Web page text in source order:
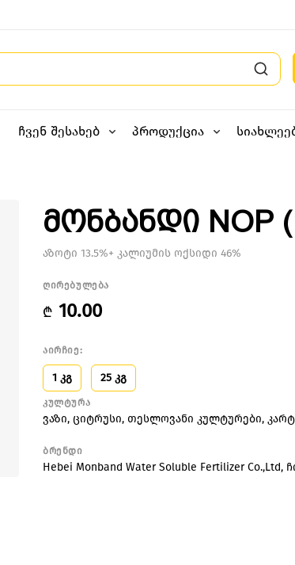
ჩვენ შესახებ პროდუქცია
მონბანდი NOP
აზოტი 13.5%+ კალიუმის ოქსიდი 46%
ღირებულება
₾ 10.00
აირჩიე:
1 კგ 25 კგ
კულტურა
ვაზი, ციტრუსი, თესლოვანი კულტურები,
ბრენდი
Hebei Monband Water Soluble Fertilizer Co.,Ltd,